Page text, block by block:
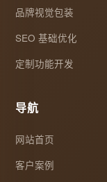
品牌视觉包装
SEO 基础优化
定制功能开发
导航
网站首页
客户案例